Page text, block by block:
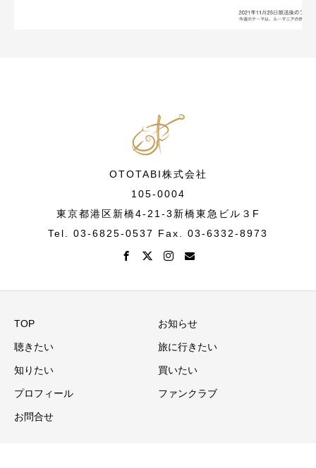
OTOTABI株式会社
105-0004
東京都港区新橋4-21-3新橋東急ビル３F
Tel. 03-6825-0537 Fax. 03-6332-8973
TOP お知らせ
聴きたい 旅に行きたい
知りたい 買いたい
プロフィール ファンクラブ
お問合せ